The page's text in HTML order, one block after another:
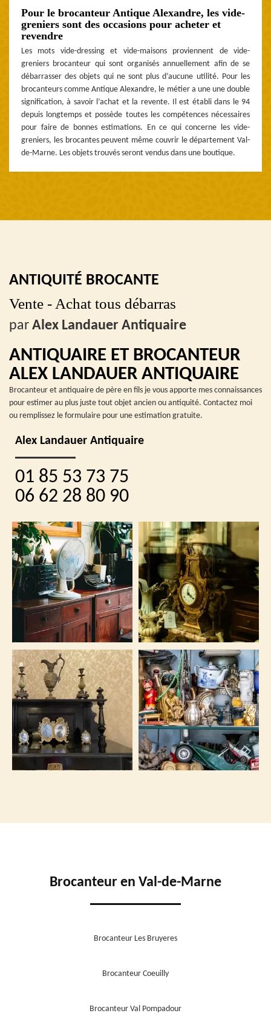
Pour le brocanteur Antique Alexandre, les vide-
greniers sont des occasions pour acheter et
revendre
Les mots vide-dressing et vide-maisons proviennent de vide-
greniers brocanteur qui sont organisés annuellement afin de se
débarrasser des objets qui ne sont plus d’aucune utilité. Pour les
brocanteurs comme Antique Alexandre, le métier a une une double
signification, à savoir l’achat et la revente. Il est établi dans le 94
depuis longtemps et possède toutes les compétences nécessaires
pour faire de bonnes estimations. En ce qui concerne les vide-
greniers, les brocantes peuvent même couvrir le département Val-
de-Marne. Les objets trouvés seront vendus dans une boutique.
ANTIQUITÉ BROCANTE
Vente - Achat tous débarras
par Alex Landauer Antiquaire
ANTIQUAIRE ET BROCANTEUR
ALEX LANDAUER ANTIQUAIRE
Brocanteur et antiquaire de père en fils je vous apporte mes connaissances
pour estimer au plus juste tout objet ancien ou antiquité. Contactez moi
ou remplissez le formulaire pour une estimation gratuite.
Alex Landauer Antiquaire
01 85 53 73 75
06 62 28 80 90
Brocanteur en Val-de-Marne
Brocanteur Les Bruyeres
Brocanteur Coeuilly
Brocanteur Val Pompadour